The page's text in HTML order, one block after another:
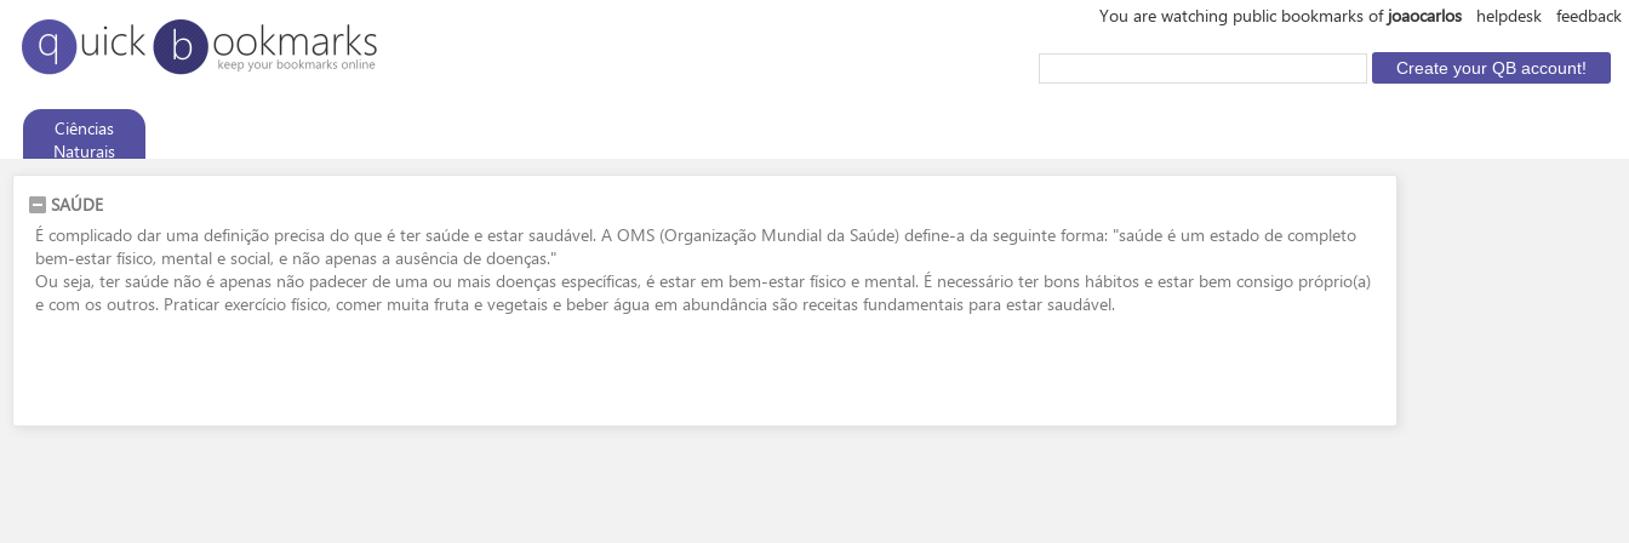
You are watching public bookmarks of joaocarlos helpdesk feedback
Ciências
Naturais
SAÚDE
É complicado dar uma definição precisa do que é ter saúde e estar saudável. A OMS (Organização Mundial da Saúde) define-a da seguinte forma: "saúde é um estado de completo
bem-estar físico, mental e social, e não apenas a ausência de doenças."
Ou seja, ter saúde não é apenas não padecer de uma ou mais doenças específicas, é estar em bem-estar físico e mental. É necessário ter bons hábitos e estar bem consigo próprio(a)
e com os outros. Praticar exercício físico, comer muita fruta e vegetais e beber água em abundância são receitas fundamentais para estar saudável.